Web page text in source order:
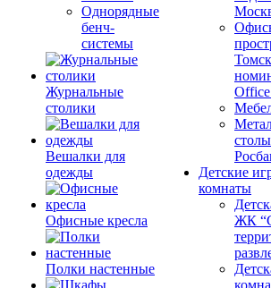
Однорядные
бенч-
системы
Журнальные
столики
Вешалки для
одежды
Офисные кресла
Полки настенные
Детские
комнаты
ЖК